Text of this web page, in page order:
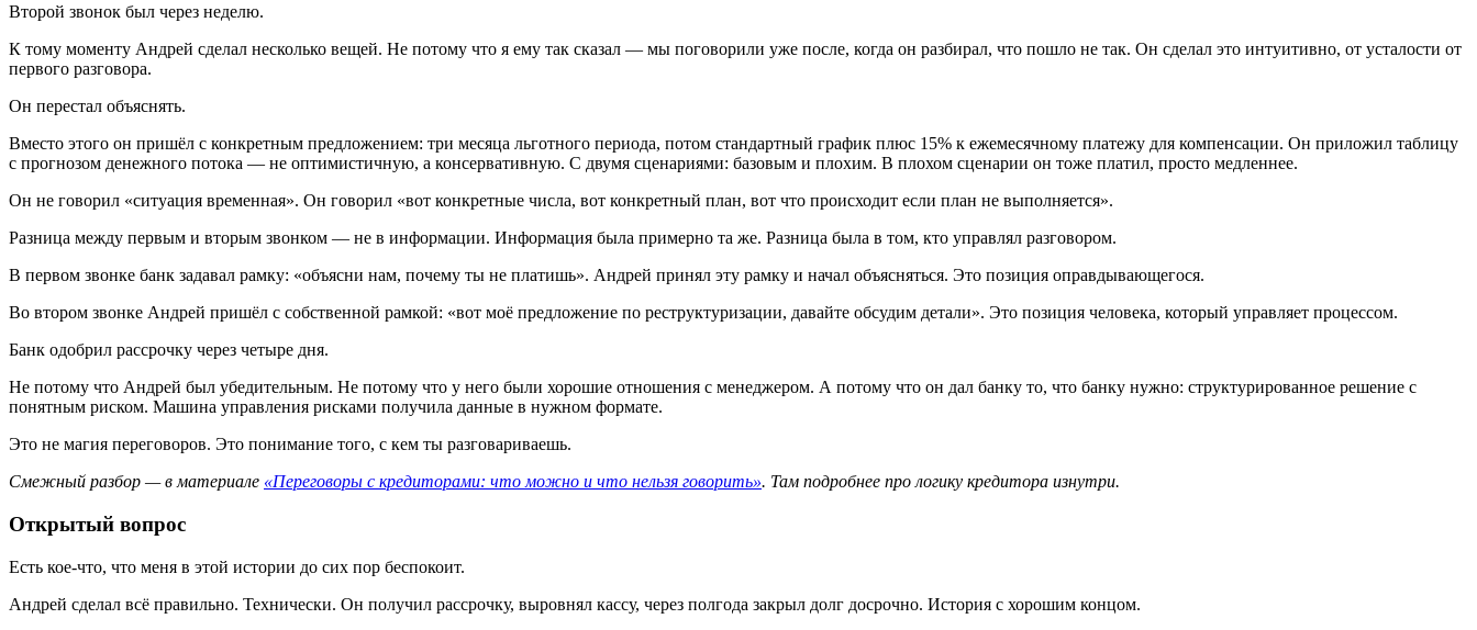
Второй звонок был через неделю.
К тому моменту Андрей сделал несколько вещей. Не потому что я ему так сказал — мы поговорили уже после, когда он разбирал, что пошло не так. Он сделал это интуитивно, от усталости от
первого разговора.
Он перестал объяснять.
Вместо этого он пришёл с конкретным предложением: три месяца льготного периода, потом стандартный график плюс 15% к ежемесячному платежу для компенсации. Он приложил таблицу
с прогнозом денежного потока — не оптимистичную, а консервативную. С двумя сценариями: базовым и плохим. В плохом сценарии он тоже платил, просто медленнее.
Он не говорил «ситуация временная». Он говорил «вот конкретные числа, вот конкретный план, вот что происходит если план не выполняется».
Разница между первым и вторым звонком — не в информации. Информация была примерно та же. Разница была в том, кто управлял разговором.
В первом звонке банк задавал рамку: «объясни нам, почему ты не платишь». Андрей принял эту рамку и начал объясняться. Это позиция оправдывающегося.
Во втором звонке Андрей пришёл с собственной рамкой: «вот моё предложение по реструктуризации, давайте обсудим детали». Это позиция человека, который управляет процессом.
Банк одобрил рассрочку через четыре дня.
Не потому что Андрей был убедительным. Не потому что у него были хорошие отношения с менеджером. А потому что он дал банку то, что банку нужно: структурированное решение с
понятным риском. Машина управления рисками получила данные в нужном формате.
Это не магия переговоров. Это понимание того, с кем ты разговариваешь.
Смежный разбор — в материале «Переговоры с кредиторами: что можно и что нельзя говорить». Там подробнее про логику кредитора изнутри.
Открытый вопрос
Есть кое-что, что меня в этой истории до сих пор беспокоит.
Андрей сделал всё правильно. Технически. Он получил рассрочку, выровнял кассу, через полгода закрыл долг досрочно. История с хорошим концом.